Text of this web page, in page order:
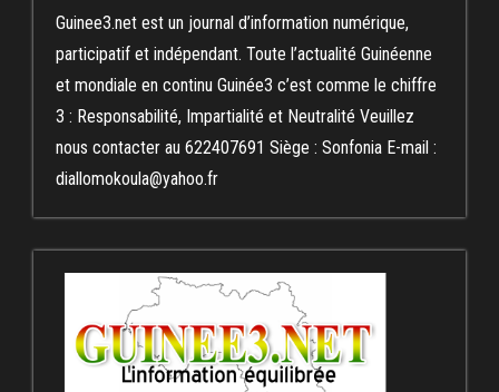
Guinee3.net est un journal d’information numérique,
participatif et indépendant. Toute l’actualité Guinéenne
et mondiale en continu Guinée3 c’est comme le chiffre
3 : Responsabilité, Impartialité et Neutralité Veuillez
nous contacter au 622407691 Siège : Sonfonia E-mail :
diallomokoula@yahoo.fr